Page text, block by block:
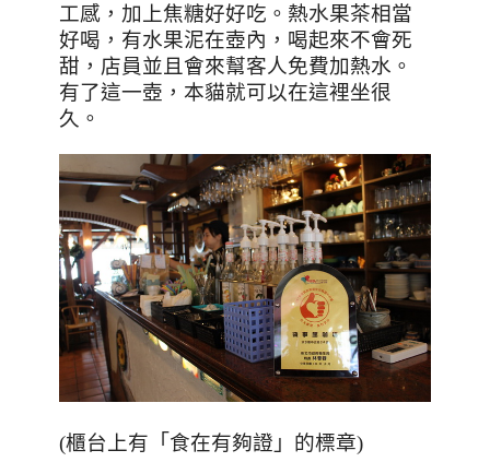
工感，加上焦糖好好吃。熱水果茶相當
好喝，有水果泥在壺內，喝起來不會死
甜，店員並且會來幫客人免費加熱水。
有了這一壺，本貓就可以在這裡坐很
久。
(櫃台上有 「 食在有夠證 」 的標章)